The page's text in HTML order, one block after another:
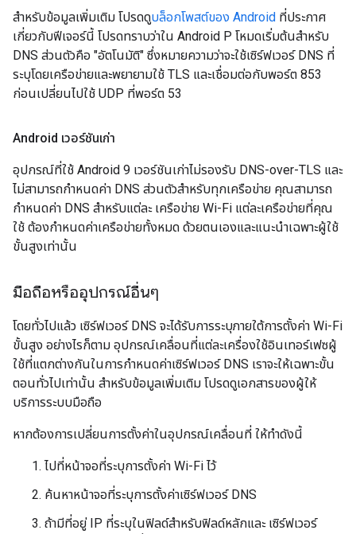
สำหรับข้อมูลเพิ่มเติม โปรดดูบล็อกโพสต์ของ Android ที่ประกาศ
เกี่ยวกับฟีเจอร์นี้ โปรดทราบว่าใน Android P โหมดเริ่มต้นสำหรับ
DNS ส่วนตัวคือ "อัตโนมัติ" ซึ่งหมายความว่าจะใช้เซิร์ฟเวอร์ DNS ที่
ระบุโดยเครือข่ายและพยายามใช้ TLS และเชื่อมต่อกับพอร์ต 853
ก่อนเปลี่ยนไปใช้ UDP ที่พอร์ต 53
Android เวอร์ชันเก่า
อุปกรณ์ที่ใช้ Android 9 เวอร์ชันเก่าไม่รองรับ DNS-over-TLS และ
ไม่สามารถกำหนดค่า DNS ส่วนตัวสำหรับทุกเครือข่าย คุณสามารถ
กำหนดค่า DNS สำหรับแต่ละ เครือข่าย Wi-Fi แต่ละเครือข่ายที่คุณ
ใช้ ต้องกำหนดค่าเครือข่ายทั้งหมด ด้วยตนเองและแนะนำเฉพาะผู้ใช้
ขั้นสูงเท่านั้น
มือถือหรืออุปกรณ์อื่นๆ
โดยทั่วไปแล้ว เซิร์ฟเวอร์ DNS จะได้รับการระบุภายใต้การตั้งค่า Wi-Fi
ขั้นสูง อย่างไรก็ตาม อุปกรณ์เคลื่อนที่แต่ละเครื่องใช้อินเทอร์เฟซผู้
ใช้ที่แตกต่างกันในการกำหนดค่าเซิร์ฟเวอร์ DNS เราจะให้เฉพาะขั้น
ตอนทั่วไปเท่านั้น สำหรับข้อมูลเพิ่มเติม โปรดดูเอกสารของผู้ให้
บริการระบบมือถือ
หากต้องการเปลี่ยนการตั้งค่าในอุปกรณ์เคลื่อนที่ ให้ทำดังนี้
ไปที่หน้าจอที่ระบุการตั้งค่า Wi-Fi ไว้
ค้นหาหน้าจอที่ระบุการตั้งค่าเซิร์ฟเวอร์ DNS
ถ้ามีที่อยู่ IP ที่ระบุในฟิลด์สำหรับฟิลด์หลักและ เซิร์ฟเวอร์